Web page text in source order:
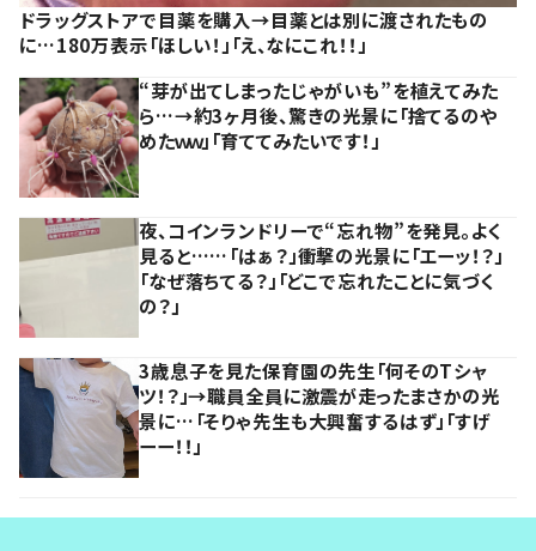
ドラッグストアで目薬を購入→目薬とは別に渡されたもの
に…180万表示「ほしい！」「え、なにこれ！！」
“芽が出てしまったじゃがいも”を植えてみた
ら…→約3ヶ月後、驚きの光景に「捨てるのや
めたｗｗ」「育ててみたいです！」
夜、コインランドリーで“忘れ物”を発見。よく
見ると……「はぁ？」衝撃の光景に「エーッ！？」
「なぜ落ちてる？」「どこで忘れたことに気づく
の？」
3歳息子を見た保育園の先生「何そのTシャ
ツ！？」→職員全員に激震が走ったまさかの光
景に…「そりゃ先生も大興奮するはず」「すげ
ーー！！」